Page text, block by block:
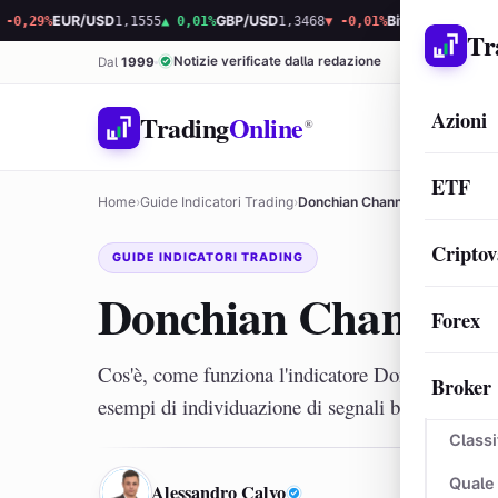
Azioni
ETF
Forex
Broker
EUR/USD1,1555▲ 0,01%GBP/USD1,3468▼ -0,01% Bitcoin64.689,32▲
Dal 1999 Notizie verificate dalla redazione
TradingOnline®
Home›Guide Indicatori Trading›Donchian Channel: Cos’è e
GUIDE INDICATORI TRADING
Donchian Channel:
Cos'è, come funziona l'indicatore Donchian
esempi di individuazione di segnali buy and
AC
Alessandro Calvo